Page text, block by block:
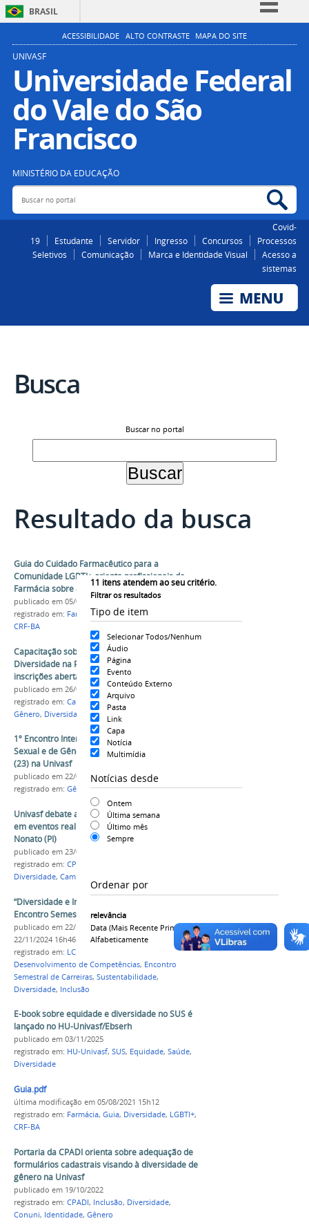
BRASIL
Simplifique!
Participe
Acesso à informação
Legislação
ACESSIBILIDADE ALTO CONTRASTE MAPA DO SITE
UNIVASF
Universidade Federal
do Vale do São
Francisco
MINISTÉRIO DA EDUCAÇÃO
Buscar no portal
Covid-
19
Estudante Servidor Ingresso Concursos
Processos
Seletivos
Comunicação Marca e Identidade Visual
Acesso a
sistemas
Busca
Buscar no portal
Resultado da busca
11 itens atendem ao seu critério.
Filtrar os resultados
Tipo de item
Selecionar Todos/Nenhum
Áudio
Página
Evento
Conteúdo Externo
Arquivo
Pasta
Link
Capa
Notícia
Multimídia
Notícias desde
Ontem
Última semana
Último mês
Sempre
Ordenar por
relevância
Data (mais Recente Primeiro)
Alfabeticamente
Guia do Cuidado Farmacêutico para a
Comunidade LGBTI+ orienta profissionais de
Farmácia sobre atendimento humanizado
publicado em 05/08/2021
registrado em: Farmácia ,Guia,Diversidade
CRF-BA
Capacitação sobre “Identidade de Gênero e
Diversidade na Prática Docente” está com
inscrições abertas
publicado em 26/07/2022
registrado em: Capacitação , Docentes
Gênero, Diversidade
1º Encontro Interdisciplinar sobre Diversidade
Sexual e de Gênero acontece nesta sexta-feira
(23) na Univasf
publicado em 22/05/2025
registrado em: Gênero,Diversidade,LGBTQIAPN+
Univasf debate ações afirmativas e diversidade
em eventos realizados em São Raimundo
Nonato (PI)
publicado em 23/05/2024
registrado em: CPADI
Diversidade, Campus Serra da Capivara
“Diversidade e Inclusão” será tema do XXIII
Encontro Semestral de Carreiras
publicado em 22/11/2024—última modificação
em
22/11/2024 16h46
registrado em: LCDC
Laboratório de Carreiras e
Desenvolvimento de Competências, Encontro
Semestral de Carreiras, Sustentabilidade,
Diversidade, Inclusão
E-book sobre equidade e diversidade no SUS é
lançado no HU-Univasf/Ebserh
publicado em 03/11/2025
registrado em: HU-Univasf, SUS, Equidade, Saúde,
Diversidade
Guia.pdf
última modificação em 05/08/2021 15h12
registrado em: Farmácia, Guia, Diversidade, LGBTI+,
CRF-BA
Portaria da CPADI orienta sobre adequação de
formulários cadastrais visando à diversidade de
gênero na Univasf
publicado em 19/10/2022
registrado em: CPADI, Inclusão, Diversidade,
Conuni, Identidade, Gênero